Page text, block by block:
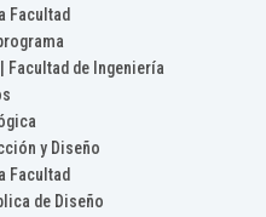
Facultad
Facultad de Ingeniería
y Diseño
Facultad
de Diseño